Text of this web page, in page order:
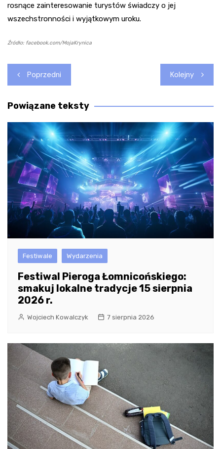
rosnące zainteresowanie turystów świadczy o jej
wszechstronności i wyjątkowym uroku.
Źródło: facebook.com/MojaKrynica
Nawigacja
wpisu
Poprzedni Kolejny
Powiązane teksty
Festiwale Wydarzenia
Festiwal Pieroga Łomnicońskiego:
smakuj lokalne tradycje 15 sierpnia
2026 r.
Wojciech Kowalczyk 7 sierpnia 2026